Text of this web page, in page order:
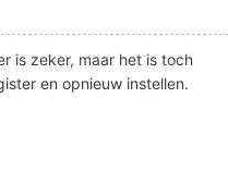
is zeker, maar het is toch
en opnieuw instellen.